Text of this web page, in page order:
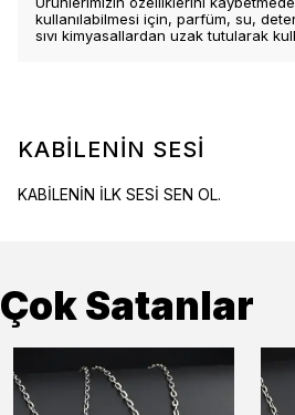
kullanılabilmesi için, parfüm, su,
sıvı kimyasallardan uzak tutularak
KABİLENİN SESİ
KABİLENİN İLK SESİ SEN OL.
Çok Satanlar